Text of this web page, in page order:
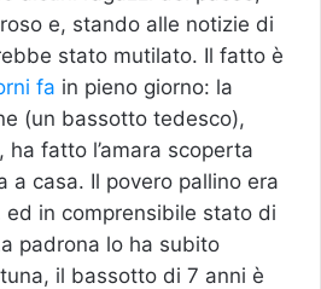
e, stando alle notizie di
stato mutilato. Il fatto è
fa in pieno giorno: la
(un bassotto tedesco),
fatto l’amara scoperta
a casa. Il povero pallino era
in comprensibile stato di
padrona lo ha subito
il bassotto di 7 anni è